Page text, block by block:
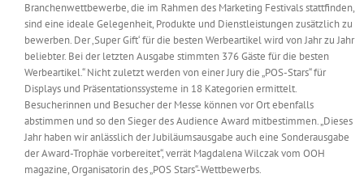
Branchenwettbewerbe, die im Rahmen des Marketing Festivals stattfinden,
sind eine ideale Gelegenheit, Produkte und Dienstleistungen zusätzlich zu
bewerben. Der ‚Super Gift‘ für die besten Werbeartikel wird von Jahr zu Jahr
beliebter. Bei der letzten Ausgabe stimmten 376 Gäste für die besten
Werbeartikel.“ Nicht zuletzt werden von einer Jury die „POS-Stars“ für
Displays und Präsentationssysteme in 18 Kategorien ermittelt.
Besucherinnen und Besucher der Messe können vor Ort ebenfalls
abstimmen und so den Sieger des Audience Award mitbestimmen. „Dieses
Jahr haben wir anlässlich der Jubiläumsausgabe auch eine Sonderausgabe
der Award-Trophäe vorbereitet“, verrät Magdalena Wilczak vom OOH
magazine, Organisatorin des „POS Stars“-Wettbewerbs.